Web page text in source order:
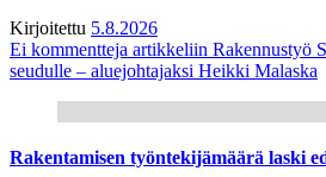
Kirjoitettu 5.8.2026
Ei kommentteja artikkeliin Rakennustyö
seudulle – aluejohtajaksi Heikki Malaska
Rakentamisen työntekijämäärä laski